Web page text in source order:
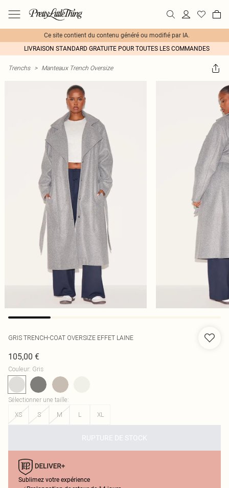
Ce site contient du contenu généré ou modifié par IA.
LIVRAISON STANDARD GRATUITE POUR TOUTES LES COMMANDES
Trenchs > Manteaux Trench Oversize
GRIS TRENCH-COAT OVERSIZE EFFET LAINE
105,00 €
Couleur: Gris
Sélectionner une taille:
XS
S M L XL
RUPTURE DE STOCK
Sublimez votre expérience